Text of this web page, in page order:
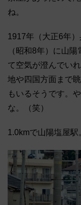
ね。
1917年（大正6年
（昭和8年）に山
て空気が澄んでい
地や四国方面まで
もいるそうです。
な。（笑）
1.0kmで山陽塩屋駅